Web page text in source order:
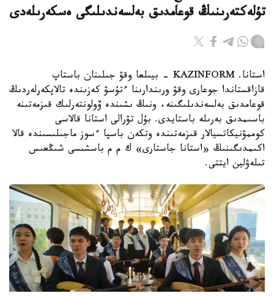
تۇلەكتەرىنىڭ قوعامدىق بەلسەندىلىگى ەسكەرىلەدى
استانا. KAZINFORM - بيىلعا وقۋ جىلىنان باستاپ
قازاقستاندا جوعارى وقۋ ورىندارىنا ءتۇسۋ كەزىندە تالاپكەرلەردىڭ
قوعامدىق بەلسەندىلىگىنە، ونىڭ ىشىندە ۆولونتەرلىك قىزمەتىنە
باسىمدىق بەرىلە باستايدى. بۇل تۋرالى استانا قالاسى
كوممۋنيكاتسيالار قىزمەتىندە وتكەن باسپا ءسوز ماجىلىسىندە قالا
اكىمدىگىنىڭ «استانا جاستارى» ك م م باسشىسى شىڭعىس
تىلەۋلين ايتتى.